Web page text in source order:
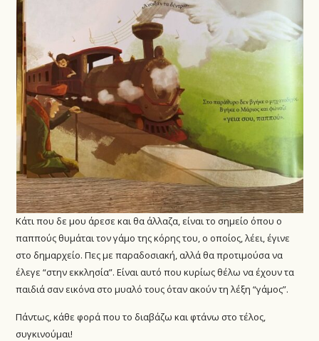
Κάτι που δε μου άρεσε και θα άλλαζα, είναι το σημείο όπου ο
παππούς θυμάται τον γάμο της κόρης του, ο οποίος, λέει, έγινε
στο δημαρχείο. Πες με παραδοσιακή, αλλά θα προτιμούσα να
έλεγε “στην εκκλησία”. Είναι αυτό που κυρίως θέλω να έχουν τα
παιδιά σαν εικόνα στο μυαλό τους όταν ακούν τη λέξη “γάμος”.
Πάντως, κάθε φορά που το διαβάζω και φτάνω στο τέλος,
συγκινούμαι!